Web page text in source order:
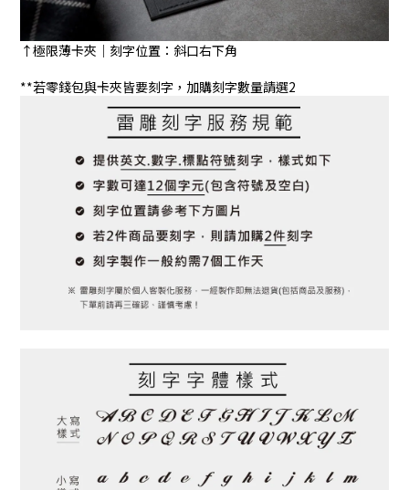
↑極限薄卡夾｜刻字位置：斜口右下角
**若零錢包與卡夾皆要刻字，加購刻字數量請選2